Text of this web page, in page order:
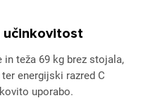
učinkovitost
teža 69 kg brez stojala,
energijski razred C
uporabo.